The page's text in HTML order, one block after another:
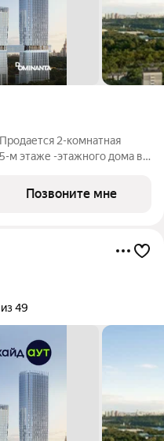
2-комнатная
м этаже -этажного дома в
Сити, Воробьевы
Позвоните мне
49